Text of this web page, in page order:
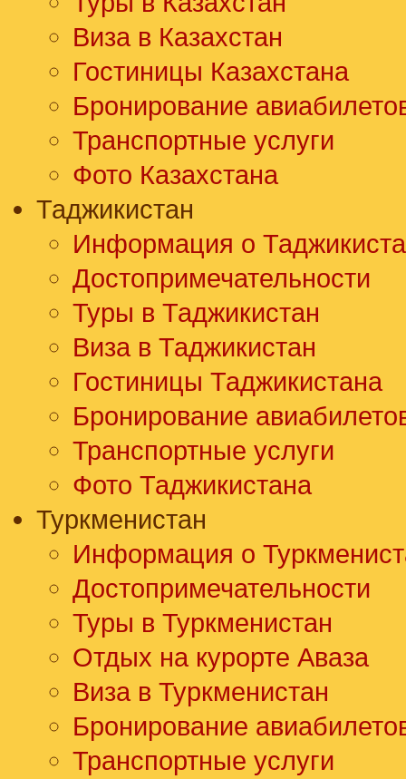
Виза в Казахстан
Гостиницы Казахстана
Бронирование
Транспортные услуги
Фото Казахстана
Таджикистан
Информация о
Достопримечательности
Туры в Таджикистан
Виза в Таджикистан
Гостиницы Таджикистана
Бронирование
Транспортные услуги
Фото Таджикистана
Туркменистан
Информация о
Достопримечательности
Туры в Туркменистан
Отдых на курорте Аваза
Виза в Туркменистан
Бронирование
Транспортные услуги